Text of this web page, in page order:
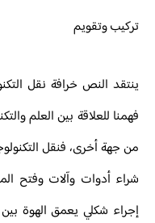
تركيب وتقويم
ينتقد النص خرافة نقل
فهمنا للعلاقة بين العلم
من جهة أخرى، فنقل
شراء أدوات وآلات وفتح
إجراء شكلي يعمق الهوة